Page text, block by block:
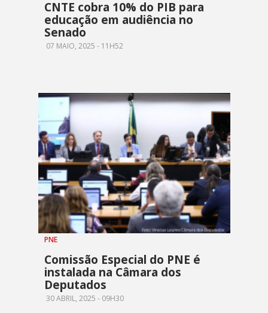
CNTE cobra 10% do PIB para
educação em audiência no
Senado
07 MAIO, 2025 - 11H52
PNE
Comissão Especial do PNE é
instalada na Câmara dos
Deputados
30 ABRIL, 2025 - 09H30